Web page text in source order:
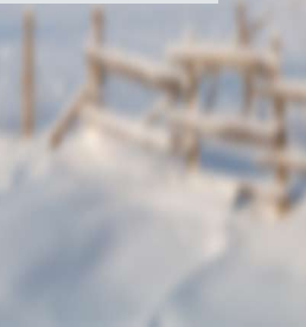
Canada